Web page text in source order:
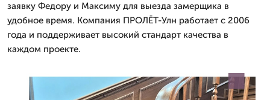
заявку Федору и Максиму для выезда замерщика в
удобное время. Компания ПРОЛЁТ-Улн работает с 2006
года и поддерживает высокий стандарт качества в
каждом проекте.